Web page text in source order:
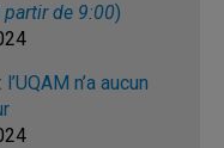
de 9:00)
n’a aucun